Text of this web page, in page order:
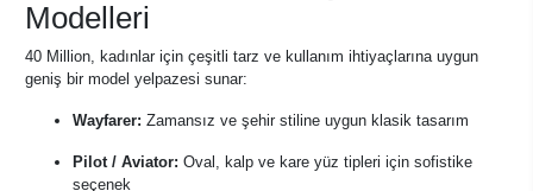
Modelleri
40 Million, kadınlar için çeşitli tarz ve kullanım ihtiyaçlarına uygun
geniş bir model yelpazesi sunar:
Wayfarer: Zamansız ve şehir stiline uygun klasik tasarım
Pilot / Aviator: Oval, kalp ve kare yüz tipleri için sofistike
seçenek